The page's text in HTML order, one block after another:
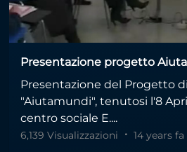
Presentazione progetto
Presentazione del Progetto
"Aiutamundi", tenutosi l'8
centro sociale E....
6,139 Visualizzazioni 14 years fa